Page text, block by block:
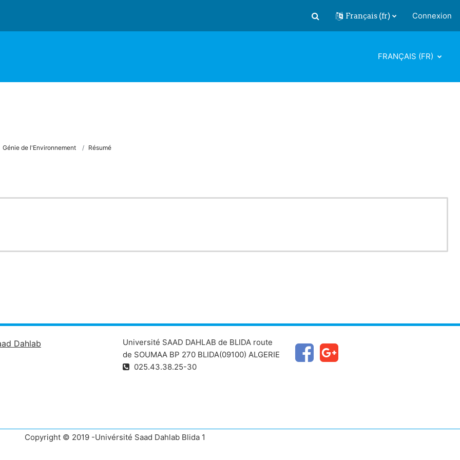
Activer/désactiver la saisie de
Français ‎(fr)‎ Connexion
FRANÇAIS ‎(FR)‎
Génie de l'Environnement Résumé
Dahlab
Université SAAD DAHLAB de BLIDA route
de SOUMAA BP 270 BLIDA(09100) ALGERIE
025.43.38.25-30
Copyright © 2019 -Univérsité Saad Dahlab Blida 1